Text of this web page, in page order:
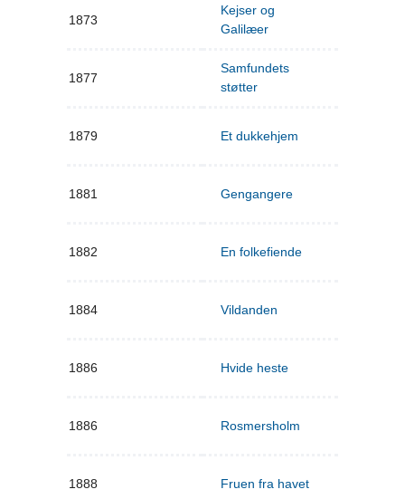
1873
Kejser og
Galilæer
1877
Samfundets
støtter
1879 Et dukkehjem
1881 Gengangere
1882 En folkefiende
1884 Vildanden
1886 Hvide heste
1886 Rosmersholm
1888 Fruen fra havet